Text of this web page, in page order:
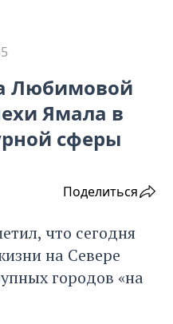
Любимовой
Ямала в
сферы
Поделиться
что сегодня
на Севере
городов «на